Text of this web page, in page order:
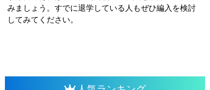
みましょう。 すでに退学している人もぜひ編入を検討
してみてください。